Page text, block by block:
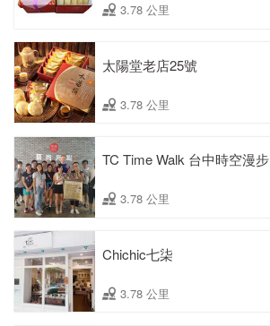
3.78 公里
太陽堂老店25號
3.78 公里
TC Time Walk 台中時空漫步
3.78 公里
Chichic七柒
3.78 公里